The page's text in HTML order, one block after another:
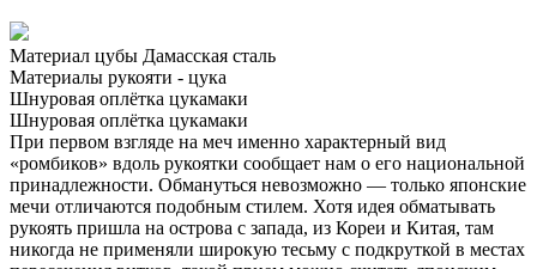
Материал цубы Дамасская сталь
Материалы рукояти - цука
Шнуровая оплётка цукамаки
Шнуровая оплётка цукамаки
При первом взгляде на меч именно характерный вид
«ромбиков» вдоль рукоятки сообщает нам о его национальной
принадлежности. Обмануться невозможно — только японские
мечи отличаются подобным стилем. Хотя идея обматывать
рукоять пришла на острова с запада, из Кореи и Китая, там
никогда не применяли широкую тесьму с подкруткой в местах